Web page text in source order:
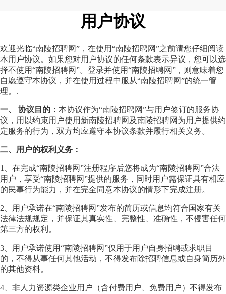
用户协议
欢迎光临“南陵招聘网”，在使用“南陵招聘网”之前请您仔细阅读
本用户协议。如果您对用户协议的任何条款表示异议，您可以选
择不使用“南陵招聘网”。登录并使用“南陵招聘网”，则意味着您
自愿遵守本协议，并在使用过程中服从“南陵招聘网”的统一管
理。.
一、 协议目的： 本协议作为“南陵招聘网”与用户签订的服务协
议，用以约束用户使用新南陵招聘网及南陵招聘网为用户提供约
定服务的行为，双方均应遵守本协议条款并履行相关义务。
二、用户的权利义务：
1、在完成“南陵招聘网”注册程序后您将成为“南陵招聘网”合法
用户，享受“南陵招聘网”提供的服务，同时用户需保证具有相应
的民事行为能力，并在完全同意本协议的情形下完成注册。
2、用户承诺在“南陵招聘网”发布的简历或信息均符合国家有关
法律法规规定，并保证其真实性、完整性、准确性，不侵害任何
第三方的权利。
3、用户承诺使用“南陵招聘网”仅用于用户自身招聘或求职目
的，不得从事任何其他活动，不得发布除招聘信息或自身简历外
的其他资料。
4、非人力资源类企业用户（含付费用户、免费用户）不得发布